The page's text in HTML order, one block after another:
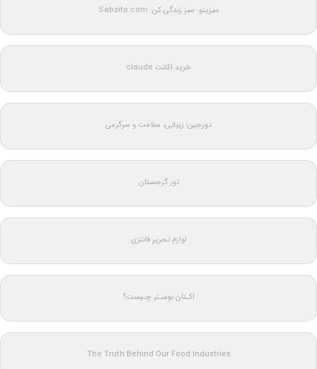
سبزیتو: سبز زندگی کن: Sabzito.com
خرید اکانت claude
دورجین؛ زیبایی، سلامت و سرگرمی
تور گرجستان
لوازم تحریر فانتزی
اکـتان بوسـتر چـیست؟
The Truth Behind Our Food Industries